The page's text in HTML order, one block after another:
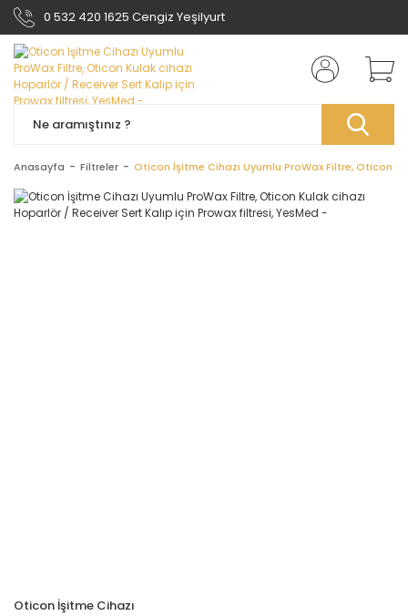
0 532 420 1625 Cengiz Yeşilyurt
Anasayfa Filtreler Oticon İşitme Cihazı Uyumlu ProWax Filtre, Oticon
Oticon İşitme Cihazı